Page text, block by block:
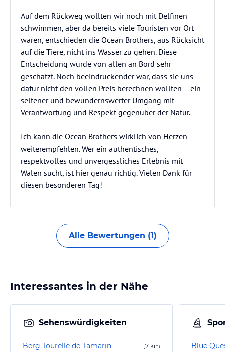
Auf dem Rückweg wollten wir noch mit Delfinen
schwimmen, aber da bereits viele Touristen vor Ort
waren, entschieden die Ocean Brothers, aus Rücksicht
auf die Tiere, nicht ins Wasser zu gehen. Diese
Entscheidung wurde von allen an Bord sehr
geschätzt. Noch beeindruckender war, dass sie uns
dafür nicht den vollen Preis berechnen wollten – ein
seltener und bewundernswerter Umgang mit
Verantwortung und Respekt gegenüber der Natur.
Ich kann die Ocean Brothers wirklich von Herzen
weiterempfehlen. Wer ein authentisches,
respektvolles und unvergessliches Erlebnis mit
Walen sucht, ist hier genau richtig. Vielen Dank für
diesen besonderen Tag!
Alle Bewertungen (1)
Interessantes in der Nähe
Sehenswürdigkeiten
Berg Tourelle de Tamarin 1,7 km Blue